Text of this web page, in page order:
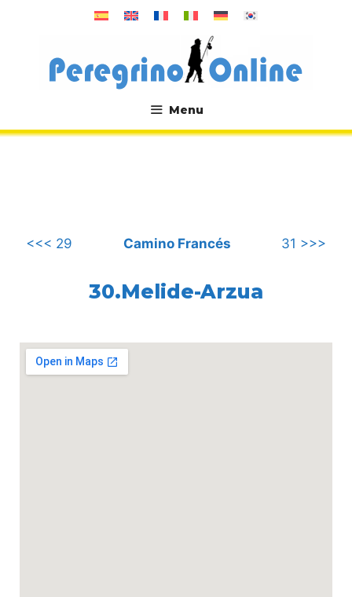
Menu
.
<<< 29 Camino Francés 31 >>>
30.Melide-Arzua